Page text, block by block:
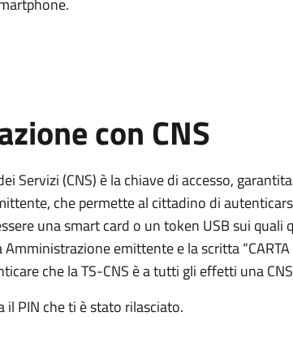
con CNS
Servizi (CNS) è la chiave di accesso,
che permette al cittadino di
una smart card o un token USB sui quali
emittente e la scritta “CARTA
che la TS-CNS è a tutti gli effetti una
il PIN che ti è stato rilasciato.